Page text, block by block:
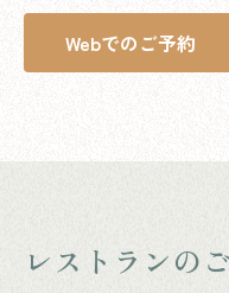
Webでのご予約
レストランの